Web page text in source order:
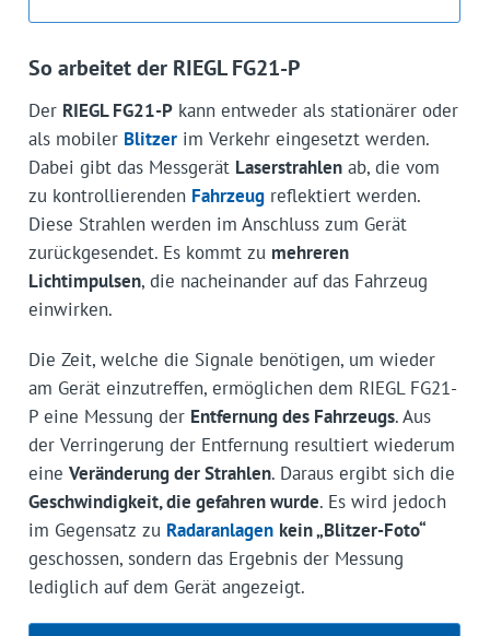
So arbeitet der RIEGL FG21-P
Der RIEGL FG21-Pkann entweder als stationärer oder
als mobiler Blitzerim Verkehr eingesetzt werden.
Dabei gibt das Messgerät Laserstrahlenab, die vom
zu kontrollierenden Fahrzeugreflektiert werden.
Diese Strahlen werden im Anschluss zum Gerät
zurückgesendet. Es kommt zu mehreren
Lichtimpulsen, die nacheinander auf das Fahrzeug
einwirken.
Die Zeit, welche die Signale benötigen, um wieder
am Gerät einzutreffen, ermöglichen dem RIEGL FG21-
P eine Messung der Entfernung des Fahrzeugs. Aus
der Verringerung der Entfernung resultiert wiederum
eine Veränderung der Strahlen. Daraus ergibt sich die
Geschwindigkeit, die gefahren wurde. Es wird jedoch
im Gegensatz zu Radaranlagen kein „Blitzer-Foto“
geschossen, sondern das Ergebnis der Messung
lediglich auf dem Gerät angezeigt.